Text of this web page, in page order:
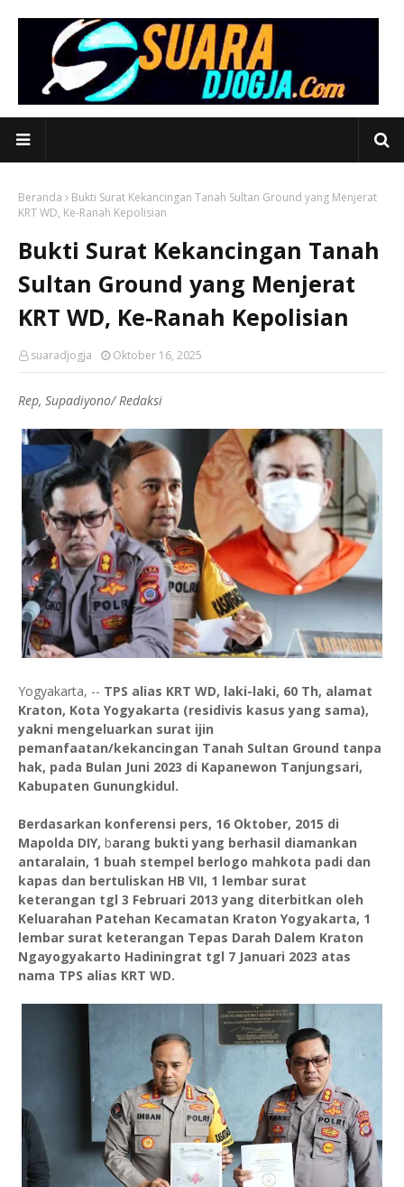
Beranda
Bukti Surat Kekancingan Tanah Sultan Ground yang Menjerat
KRT WD, Ke-Ranah Kepolisian
Bukti Surat Kekancingan Tanah
Sultan Ground yang Menjerat
KRT WD, Ke-Ranah Kepolisian
suaradjogja Oktober 16, 2025
Rep, Supadiyono/ Redaksi
Yogyakarta, -- TPS alias KRT WD, laki-laki, 60 Th, alamat
Kraton, Kota Yogyakarta (residivis kasus yang sama),
yakni mengeluarkan surat ijin
pemanfaatan/kekancingan Tanah Sultan Ground tanpa
hak, pada Bulan Juni 2023 di Kapanewon Tanjungsari,
Kabupaten Gunungkidul.
Berdasarkan konferensi pers, 16 Oktober, 2015 di
Mapolda DIY, barang bukti yang berhasil diamankan
antaralain, 1 buah stempel berlogo mahkota padi dan
kapas dan bertuliskan HB VII, 1 lembar surat
keterangan tgl 3 Februari 2013 yang diterbitkan oleh
Keluarahan Patehan Kecamatan Kraton Yogyakarta, 1
lembar surat keterangan Tepas Darah Dalem Kraton
Ngayogyakarto Hadiningrat tgl 7 Januari 2023 atas
nama TPS alias KRT WD.